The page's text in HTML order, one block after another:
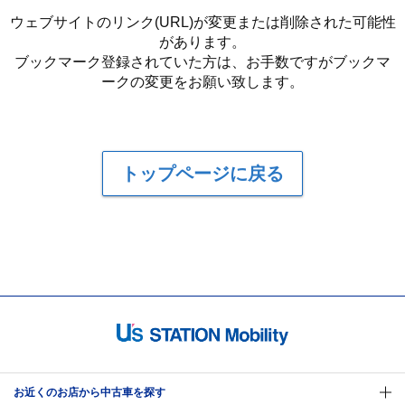
ウェブサイトのリンク(URL)が変更または削除された可能性
があります。
ブックマーク登録されていた方は、お手数ですがブックマ
ークの変更をお願い致します。
トップページに戻る
お近くのお店から中古車を探す